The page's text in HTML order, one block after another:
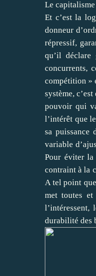
Le
Et c’est la
donneur
répressif,
qu’il
concurrents,
compétition »
système,
pouvoir qui
l’intérêt que
sa puissance
variable
Pour éviter
contraint à la
A tel point
met toutes et
durabilité des